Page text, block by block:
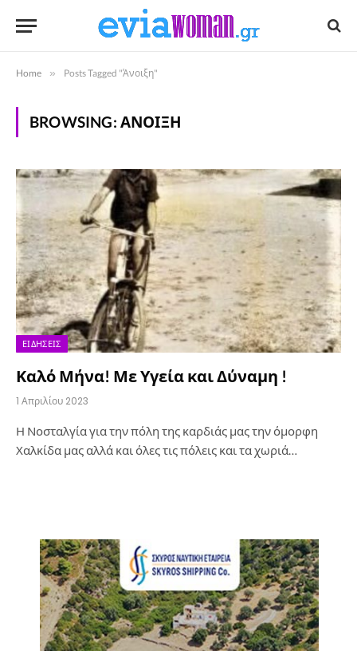
Home » Posts Tagged "Άνοιξη"
BROWSING: ΆΝΟΙΞΗ
ΕΙΔΉΣΕΙΣ
Καλό Μήνα! Με Υγεία και Δύναμη !
1 Απριλίου 2023
Η Νοσταλγία για την πόλη της καρδιάς μας την όμορφη
Χαλκίδα μας αλλά και όλες τις πόλεις και τα χωριά…